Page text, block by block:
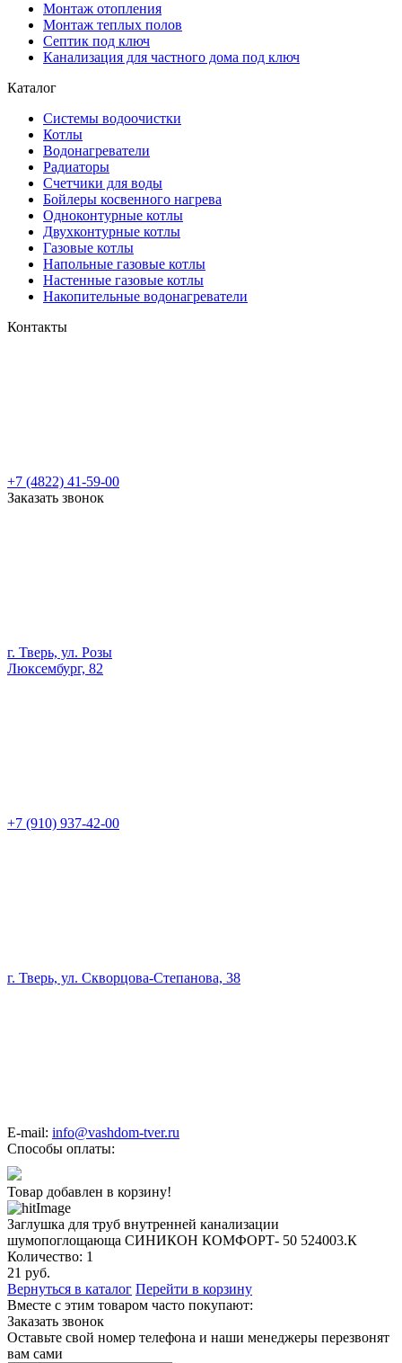
Монтаж отопления
Монтаж теплых полов
Септик под ключ
Канализация для частного дома под ключ
Каталог
Системы водоочистки
Котлы
Водонагреватели
Радиаторы
Cчетчики для воды
Бойлеры косвенного нагрева
Одноконтурные котлы
Двухконтурные котлы
Газовые котлы
Напольные газовые котлы
Настенные газовые котлы
Накопительные водонагреватели
Контакты
+7 (4822) 41-59-00
Заказать звонок
г. Тверь, ул. Розы
Люксембург, 82
+7 (910) 937-42-00
г. Тверь, ул. Скворцова-Степанова, 38
E-mail: info@vashdom-tver.ru
Способы оплаты:
Товар добавлен в корзину!
Заглушка для труб внутренней канализации
шумопоглощающа СИНИКОН КОМФОРТ- 50 524003.К
Количество: 1
21 руб.
Вернуться в каталог Перейти в корзину
Вместе с этим товаром часто покупают:
Заказать звонок
Оставьте свой номер телефона и наши менеджеры перезвонят
вам сами